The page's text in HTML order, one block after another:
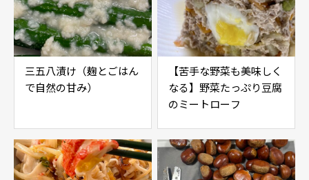
三五八漬け（麹とごはん
で自然の甘み）
【苦手な野菜も美味しく
なる】野菜たっぷり豆腐
のミートローフ